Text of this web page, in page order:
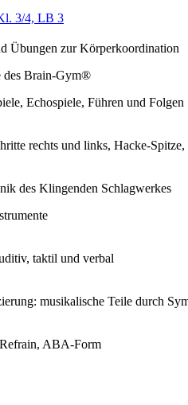
3/4, LB 3
Übungen zur Körperkoordination
des Brain-Gym®
Echospiele, Führen und Folgen
rechts und links, Hacke-
des Klingenden Schlagwerkes
taktil und verbal
musikalische Teile durch
ABA-Form